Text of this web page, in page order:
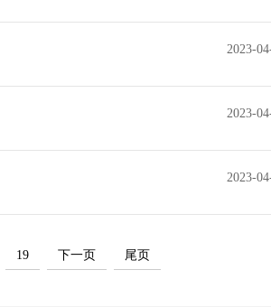
2023-
2023-
2023-
19 下一页 尾页